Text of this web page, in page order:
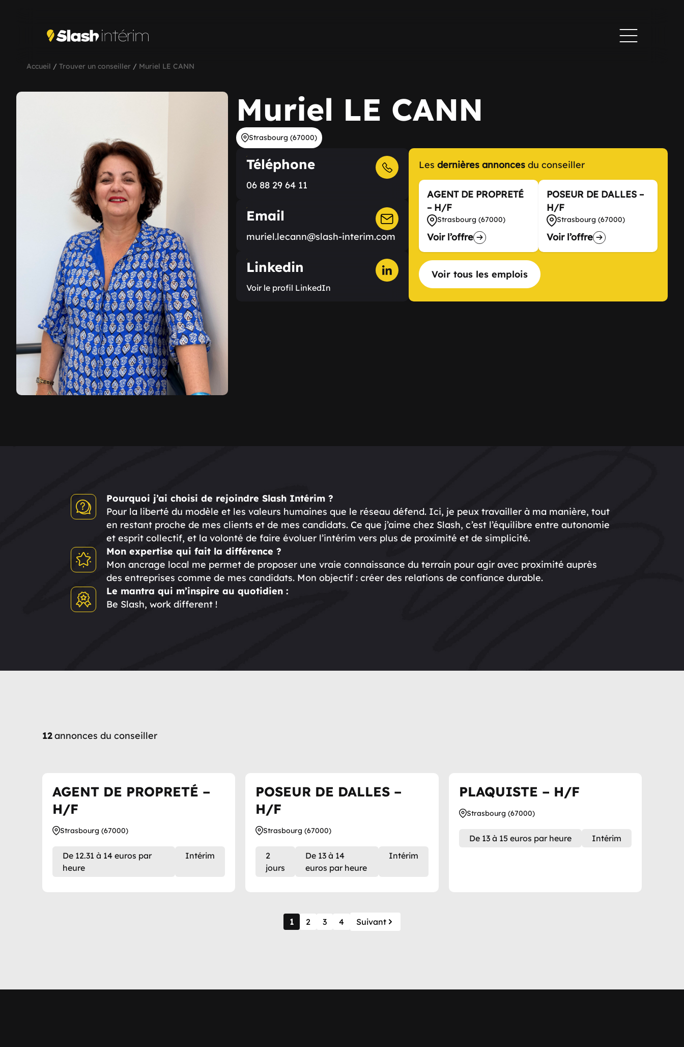
Accueil / Trouver un conseiller / Muriel LE CANN
Muriel LE CANN
Strasbourg (67000)
Téléphone
06 88 29 64 11
Email
muriel.lecann@slash-interim.com
Linkedin
Voir le profil LinkedIn
Lesdernières annonces du conseiller
AGENT DE PROPRETÉ
– H/F
Strasbourg (67000)
Voir l’offre
POSEUR DE DALLES –
H/F
Strasbourg (67000)
Voir l’offre
Voir tous les emplois
Pourquoi j’ai choisi de rejoindre Slash Intérim ?
Pour la liberté du modèle et les valeurs humaines que le réseau défend. Ici, je peux travailler à ma manière, tout
en restant proche de mes clients et de mes candidats. Ce que j’aime chez Slash, c’est l’équilibre entre autonomie
et esprit collectif, et la volonté de faire évoluer l’intérim vers plus de proximité et de simplicité.
Mon expertise qui fait la différence ?
Mon ancrage local me permet de proposer une vraie connaissance du terrain pour agir avec proximité auprès
des entreprises comme de mes candidats. Mon objectif : créer des relations de confiance durable.
Le mantra qui m’inspire au quotidien :
Be Slash, work different !
12annonces du conseiller
AGENT DE PROPRETÉ –
H/F
Strasbourg (67000)
De 12.31 à 14 euros par
heure
Intérim
POSEUR DE DALLES –
H/F
Strasbourg (67000)
2
jours
De 13 à 14
euros par heure
Intérim
PLAQUISTE – H/F
Strasbourg (67000)
De 13 à 15 euros par heure Intérim
1 2 3 4 Suivant